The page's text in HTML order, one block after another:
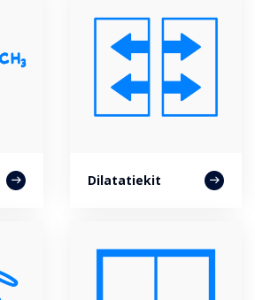
Dilatatiekit